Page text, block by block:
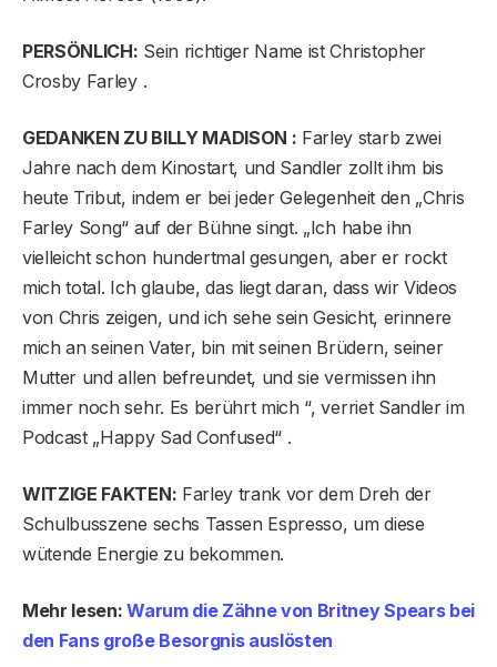
PERSÖNLICH: Sein richtiger Name ist Christopher
Crosby Farley .
GEDANKEN ZU BILLY MADISON : Farley starb zwei
Jahre nach dem Kinostart, und Sandler zollt ihm bis
heute Tribut, indem er bei jeder Gelegenheit den „Chris
Farley Song“ auf der Bühne singt. „Ich habe ihn
vielleicht schon hundertmal gesungen, aber er rockt
mich total. Ich glaube, das liegt daran, dass wir Videos
von Chris zeigen, und ich sehe sein Gesicht, erinnere
mich an seinen Vater, bin mit seinen Brüdern, seiner
Mutter und allen befreundet, und sie vermissen ihn
immer noch sehr. Es berührt mich “, verriet Sandler im
Podcast „Happy Sad Confused“ .
WITZIGE FAKTEN: Farley trank vor dem Dreh der
Schulbusszene sechs Tassen Espresso, um diese
wütende Energie zu bekommen.
Mehr lesen:Warum die Zähne von Britney Spears bei
den Fans große Besorgnis auslösten